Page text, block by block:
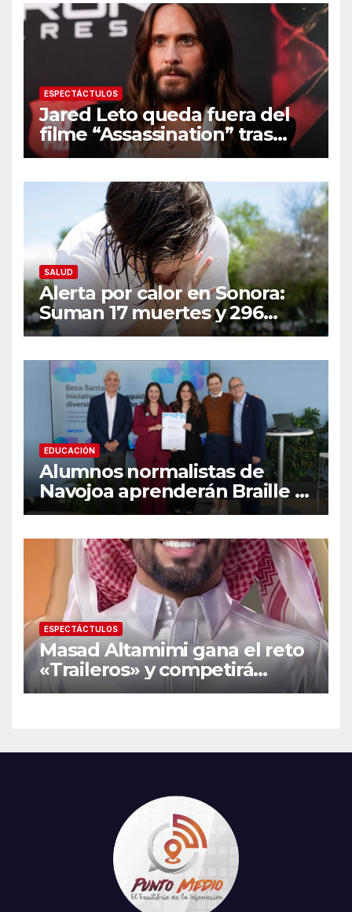
ESPECTÁCTULOS
Jared Leto queda fuera del
filme “Assassination” tras
resurgir denuncias de
SALUD
Alerta por calor en Sonora:
Suman 17 muertes y 296
casos; estas son las
señales de alarma
EDUCACIÓN
Alumnos normalistas de
Navojoa aprenderán Braille y
Lengua de Señas tras ganar
ESPECTÁCTULOS
Masad Altamimi gana el reto
«Traileros» y competirá
contra Moisés Peñaloza por